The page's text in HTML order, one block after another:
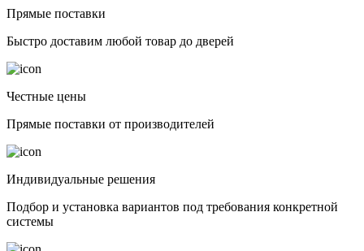
Прямые поставки
Быстро доставим любой товар до дверей
Честные цены
Прямые поставки от производителей
Индивидуальные решения
Подбор и установка вариантов под требования конкретной
системы